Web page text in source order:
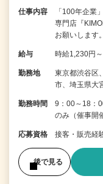
仕事内容
「100年企業
専門店『
お願いします
給与 時給1,230円
勤務地
東京都渋谷区
市、埼玉県大
勤務時間
9：00～18：
のみ（催事開
応募資格 接客・販売経
後で見る